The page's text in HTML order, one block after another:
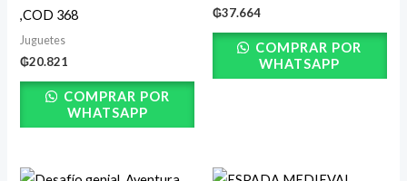
,COD 368
Juguetes
₲20.821
COMPRAR POR
WHATSAPP
₲37.664
COMPRAR POR
WHATSAPP